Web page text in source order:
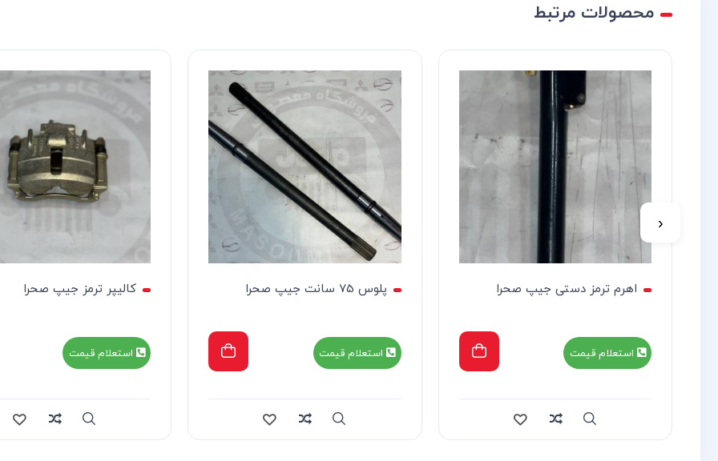
محصولات مرتبط
اهرم ترمز دستی جیپ صحرا
استعلام قیمت
Compare
پلوس 75 سانت جیپ صحرا
استعلام قیمت
Compare
کالیپر ترمز جیپ صحرا
استعلام قیمت
Compare
‹